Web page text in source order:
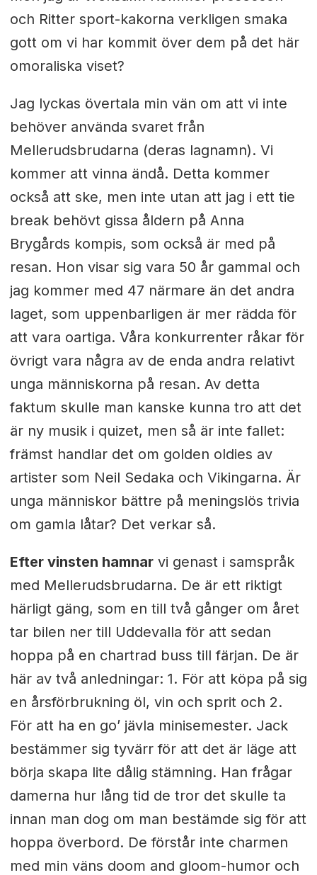
och Ritter sport-kakorna verkligen smaka
gott om vi har kommit över dem på det här
omoraliska viset?
Jag lyckas övertala min vän om att vi inte
behöver använda svaret från
Mellerudsbrudarna (deras lagnamn). Vi
kommer att vinna ändå. Detta kommer
också att ske, men inte utan att jag i ett tie
break behövt gissa åldern på Anna
Brygårds kompis, som också är med på
resan. Hon visar sig vara 50 år gammal och
jag kommer med 47 närmare än det andra
laget, som uppenbarligen är mer rädda för
att vara oartiga. Våra konkurrenter råkar för
övrigt vara några av de enda andra relativt
unga människorna på resan. Av detta
faktum skulle man kanske kunna tro att det
är ny musik i quizet, men så är inte fallet:
främst handlar det om golden oldies av
artister som Neil Sedaka och Vikingarna. Är
unga människor bättre på meningslös trivia
om gamla låtar? Det verkar så.
Efter vinsten hamnarvi genast i samspråk
med Mellerudsbrudarna. De är ett riktigt
härligt gäng, som en till två gånger om året
tar bilen ner till Uddevalla för att sedan
hoppa på en chartrad buss till färjan. De är
här av två anledningar: 1. För att köpa på sig
en årsförbrukning öl, vin och sprit och 2.
För att ha en go’ jävla minisemester. Jack
bestämmer sig tyvärr för att det är läge att
börja skapa lite dålig stämning. Han frågar
damerna hur lång tid de tror det skulle ta
innan man dog om man bestämde sig för att
hoppa överbord. De förstår inte charmen
med min väns doom and gloom-humor och